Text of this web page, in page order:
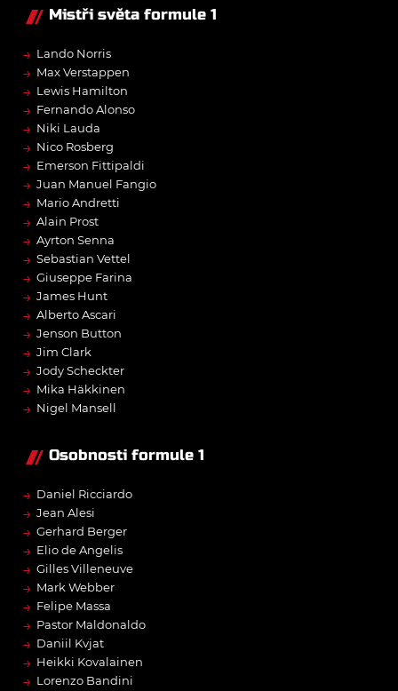
Mistři světa formule 1
→ Lando Norris
→ Max Verstappen
→ Lewis Hamilton
→ Fernando Alonso
→ Niki Lauda
→ Nico Rosberg
→ Emerson Fittipaldi
→ Juan Manuel Fangio
→ Mario Andretti
→ Alain Prost
→ Ayrton Senna
→ Sebastian Vettel
→ Giuseppe Farina
→ James Hunt
→ Alberto Ascari
→ Jenson Button
→ Jim Clark
→ Jody Scheckter
→ Mika Häkkinen
→ Nigel Mansell
Osobnosti formule 1
→ Daniel Ricciardo
→ Jean Alesi
→ Gerhard Berger
→ Elio de Angelis
→ Gilles Villeneuve
→ Mark Webber
→ Felipe Massa
→ Pastor Maldonaldo
→ Daniil Kvjat
→ Heikki Kovalainen
→ Lorenzo Bandini